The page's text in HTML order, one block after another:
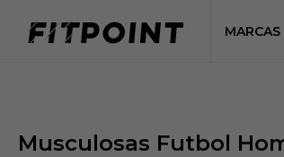
MARCAS
Musculosas Futbol